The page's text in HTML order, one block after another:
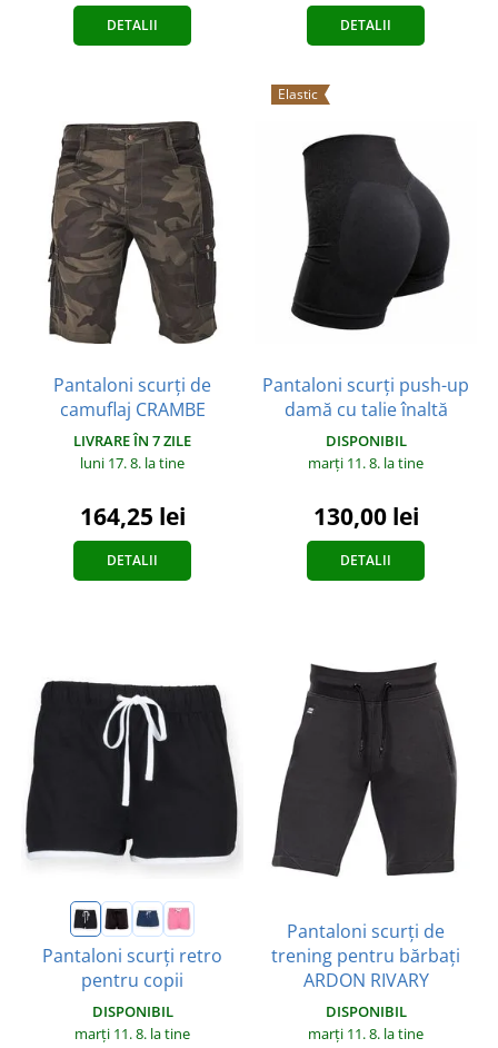
DETALII DETALII
Pantaloni scurți de
camuflaj CRAMBE
LIVRARE ÎN 7 ZILE
luni 17. 8. la tine
164,25 lei
DETALII
Elastic
Pantaloni scurți push-up
damă cu talie înaltă
DISPONIBIL
marți 11. 8. la tine
130,00 lei
DETALII
Pantaloni scurți retro
pentru copii
DISPONIBIL
marți 11. 8. la tine
Pantaloni scurți de
trening pentru bărbați
ARDON RIVARY
DISPONIBIL
marți 11. 8. la tine